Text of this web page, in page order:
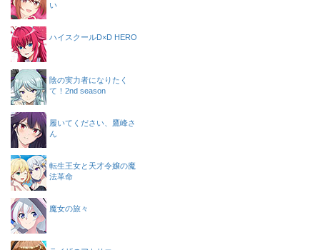
い
ハイスクールD×D HERO
陰の実力者になりたく
て！2nd season
履いてください、鷹峰さ
ん
転生王女と天才令嬢の魔
法革命
魔女の旅々